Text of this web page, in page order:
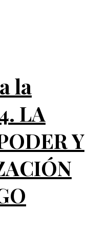
la
LA
Y